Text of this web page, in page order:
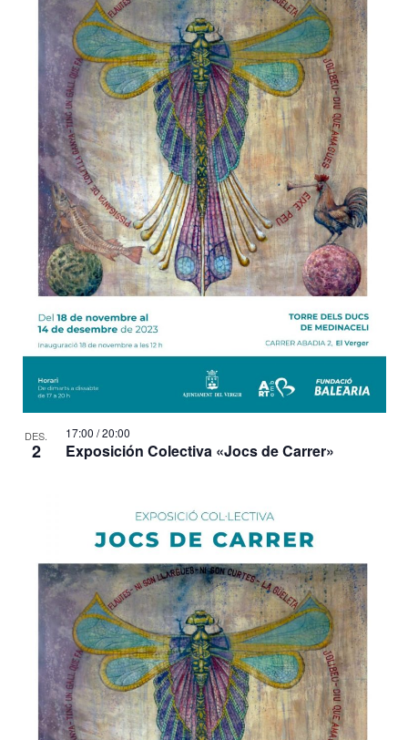
DES.
2 Exposición Colectiva «Jocs de Carrer»
17:00 / 20:00